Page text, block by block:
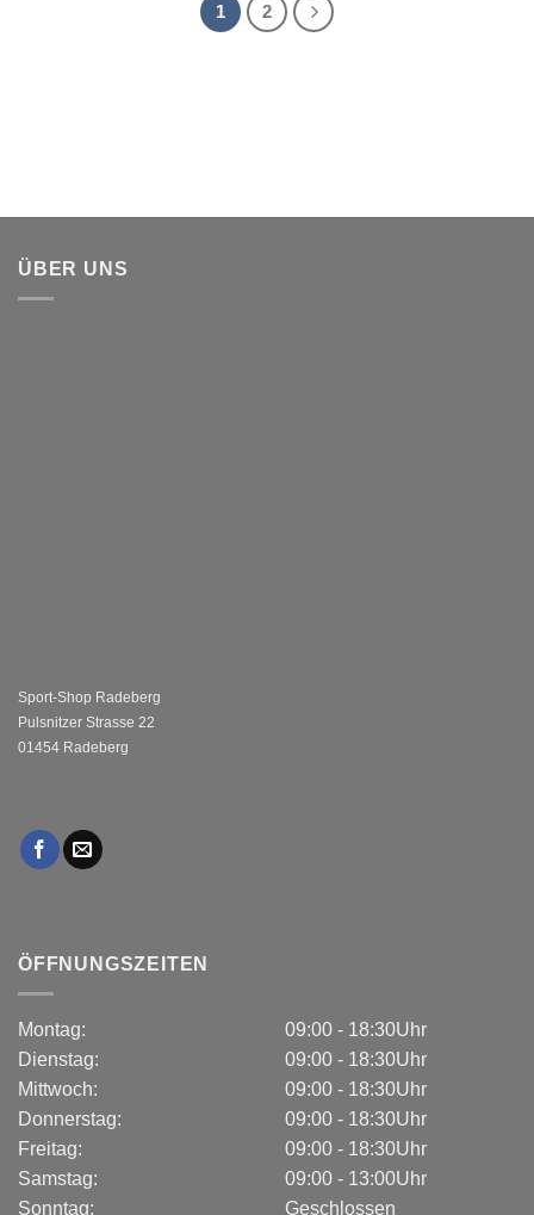
1 2
ÜBER UNS
Sport-Shop Radeberg
Pulsnitzer Strasse 22
01454 Radeberg
ÖFFNUNGSZEITEN
Montag:
Dienstag:
Mittwoch:
Donnerstag:
Freitag:
Samstag:
Sonntag:
09:00 - 18:30Uhr
09:00 - 18:30Uhr
09:00 - 18:30Uhr
09:00 - 18:30Uhr
09:00 - 18:30Uhr
09:00 - 13:00Uhr
Geschlossen